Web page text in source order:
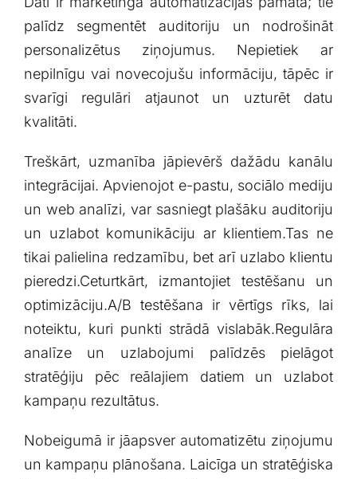
palīdz segmentēt auditoriju ​un nodrošināt⁢
personalizētus ziņojumus.⁤ Nepietiek ar
nepilnīgu‌ vai novecojušu informāciju, tāpēc⁢ ir
svarīgi regulāri atjaunot un uzturēt datu
kvalitāti.
Treškārt, uzmanība jāpievērš dažādu kanālu
integrācijai. ⁣Apvienojot e-pastu, sociālo ⁣mediju
un web⁢ analīzi, var sasniegt plašāku⁣ auditoriju
un uzlabot⁤ komunikāciju ar klientiem.Tas ne
tikai palielina redzamību, bet arī ⁢uzlabo klientu
pieredzi.Ceturtkārt, izmantojiet ‌testēšanu‌ un
optimizāciju.A/B‌ testēšana ir vērtīgs rīks,‌ lai
noteiktu, kuri punkti strādā vislabāk.Regulāra
analīze un uzlabojumi palīdzēs pielāgot
stratēģiju pēc reālajiem datiem un⁤ uzlabot⁣
kampaņu rezultātus.
Nobeigumā ir jāapsver automatizētu ziņojumu
un kampaņu plānošana. Laicīga un stratēģiska